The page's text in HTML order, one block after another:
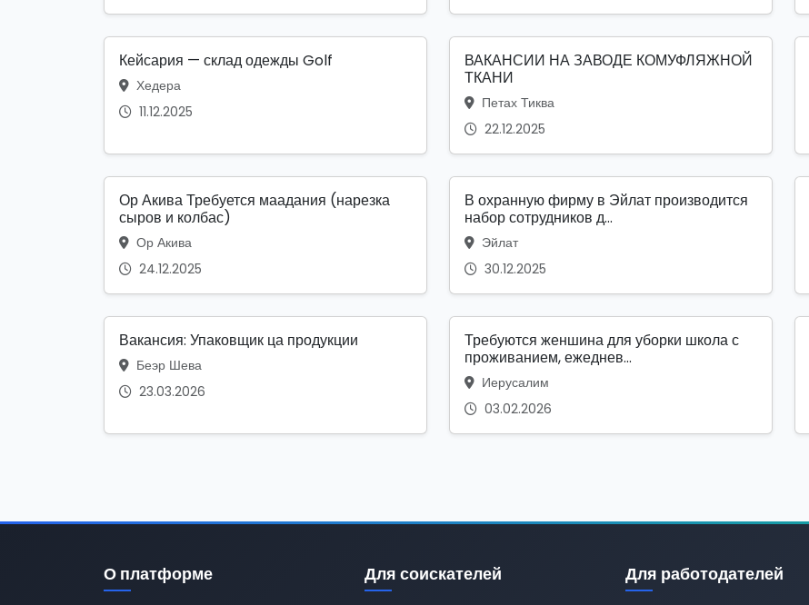
Кейсария — склад одежды Golf
Хедера
11.12.2025
ВАКАНСИИ НА ЗАВОДЕ КОМУФЛЯЖНОЙ
ТКАНИ
Петах Тиква
22.12.2025
Ор Акива Требуется маадания (нарезка
сыров и колбас)
Ор Акива
24.12.2025
В охранную фирму в Эйлат производится
набор сотрудников д...
Эйлат
30.12.2025
Вакансия: Упаковщик ца продукции
Беэр Шева
23.03.2026
Требуются женшина для уборки школа с
проживанием, ежеднев...
Иерусалим
03.02.2026
О платформе Для соискателей Для работодателей